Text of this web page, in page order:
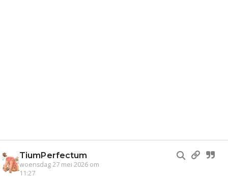
TiumPerfectum
woensdag 27 mei 2026 om
11:27